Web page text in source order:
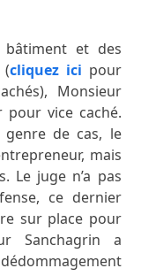
et des
(cliquez ici pour
Monsieur
pour vice caché.
genre de cas, le
mais
Le juge n’a pas
ce dernier
sur place pour
Sanchagrin a